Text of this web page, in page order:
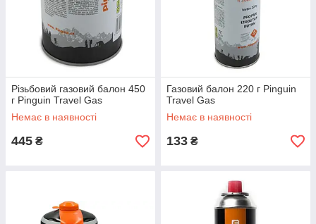
Різьбовий газовий балон 450
г Pinguin Travel Gas
Немає в наявності
445 ₴
Газовий балон 220 г Pinguin
Travel Gas
Немає в наявності
133 ₴